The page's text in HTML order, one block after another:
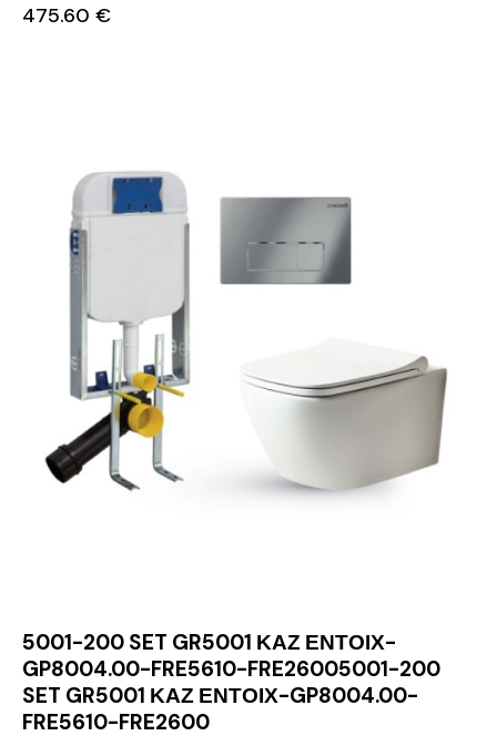
475.60 €
5001-200 SET GR5001 ΚΑΖ ΕΝΤΟΙΧ-
GP8004.00-FRE5610-FRE26005001-200
SET GR5001 ΚΑΖ ΕΝΤΟΙΧ-GP8004.00-
FRE5610-FRE2600